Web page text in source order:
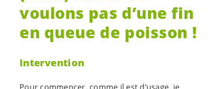
voulons pas d’une fin
en queue de poisson !
Intervention